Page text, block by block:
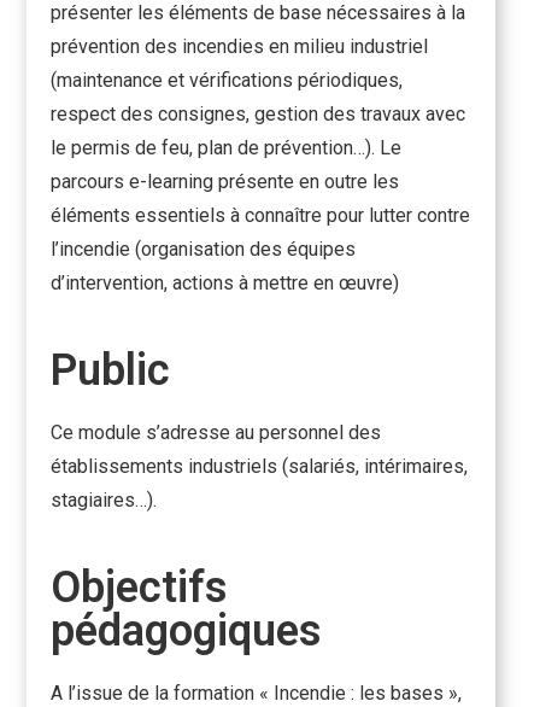
présenter les éléments de base nécessaires à la
prévention des incendies en milieu industriel
(maintenance et vérifications périodiques,
respect des consignes, gestion des travaux avec
le permis de feu, plan de prévention…). Le
parcours e-learning présente en outre les
éléments essentiels à connaître pour lutter contre
l’incendie (organisation des équipes
d’intervention, actions à mettre en œuvre)
Public
Ce module s’adresse au personnel des
établissements industriels (salariés, intérimaires,
stagiaires…).
Objectifs
pédagogiques
A l’issue de la formation « Incendie : les bases »,